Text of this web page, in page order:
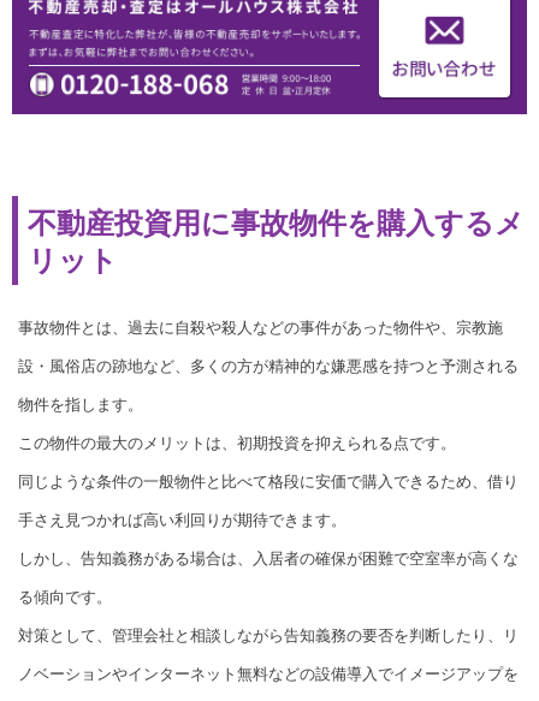
不動産投資用に事故物件を購入するメ
リット
事故物件とは、過去に自殺や殺人などの事件があった物件や、宗教施
設・風俗店の跡地など、多くの方が精神的な嫌悪感を持つと予測される
物件を指します。
この物件の最大のメリットは、初期投資を抑えられる点です。
同じような条件の一般物件と比べて格段に安価で購入できるため、借り
手さえ見つかれば高い利回りが期待できます。
しかし、告知義務がある場合は、入居者の確保が困難で空室率が高くな
る傾向です。
対策として、管理会社と相談しながら告知義務の要否を判断したり、リ
ノベーションやインターネット無料などの設備導入でイメージアップを